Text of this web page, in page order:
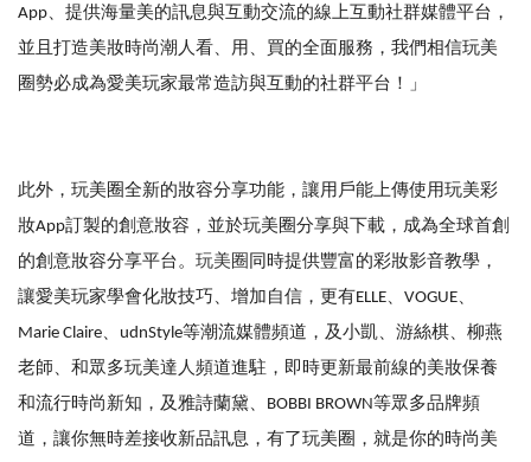
App、提供海量美的訊息與互動交流的線上互動社群媒體平台，
並且打造美妝時尚潮人看、用、買的全面服務，我們相信玩美
圈勢必成為愛美玩家最常造訪與互動的社群平台！」
此外，玩美圈全新的妝容分享功能，讓用戶能上傳使用玩美彩
妝App訂製的創意妝容，並於玩美圈分享與下載，成為全球首創
的創意妝容分享平台。 玩美圈 同時提供豐富的彩妝影音教學，
讓愛美玩家學會化妝技巧、增加自信，更有ELLE、VOGUE、
Marie Claire、udnStyle等潮流媒體頻道，及小凱、游絲棋、柳燕
老師、和眾多玩美達人頻道進駐，即時更新最前線的美妝保養
和流行時尚新知，及雅詩蘭黛、BOBBI BROWN等眾多品牌頻
道，讓你無時差接收新品訊息，有了玩美圈，就是你的時尚美